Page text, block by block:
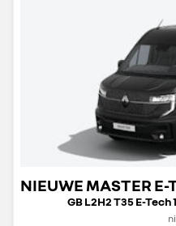
GB L2H2 T35 E-